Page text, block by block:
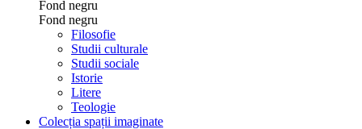
Fond negru
Fond negru
Filosofie
Studii culturale
Studii sociale
Istorie
Litere
Teologie
Colecția spații imaginate